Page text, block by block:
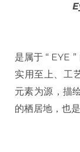
是属于 “ EYE
实用至上、工
元素为源，描
的栖居地，也